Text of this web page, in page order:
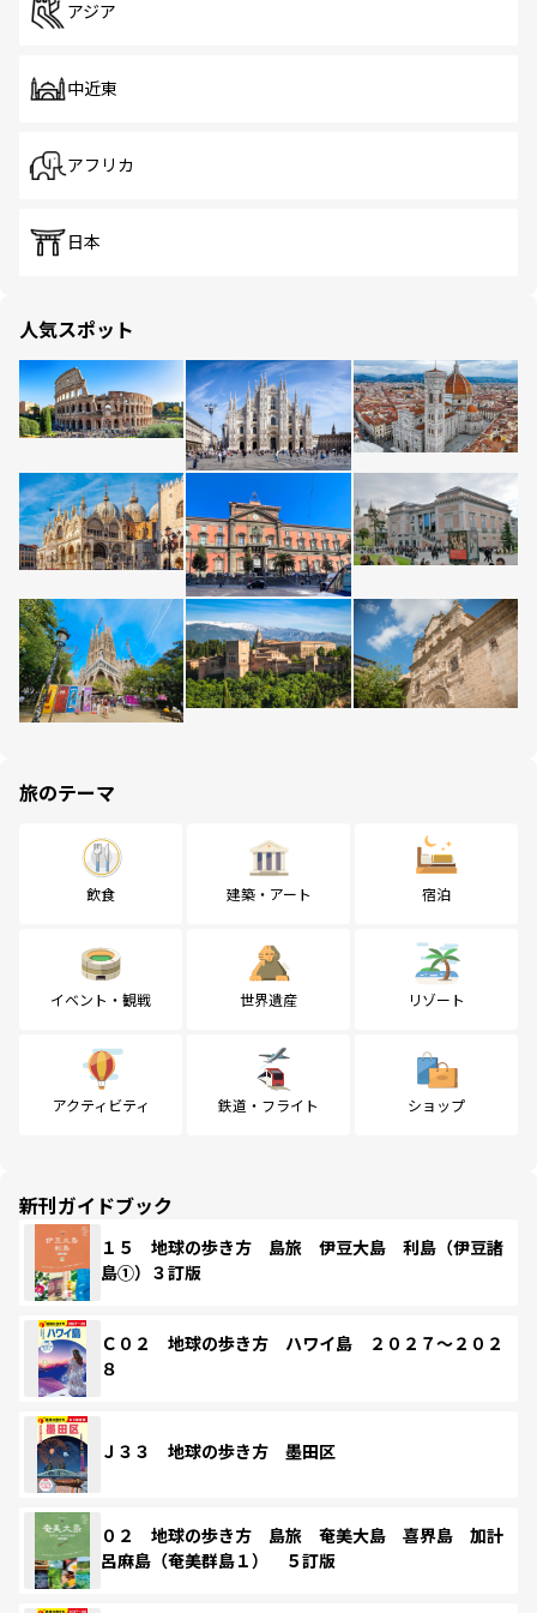
アジア
中近東
アフリカ
日本
人気スポット
旅のテーマ
飲食 建築・アート 宿泊
イベント・観戦 世界遺産 リゾート
アクティビティ 鉄道・フライト ショップ
新刊ガイドブック
１５ 地球の歩き方 島旅 伊豆大島 利島（伊豆諸
島①）３訂版
Ｃ０２ 地球の歩き方 ハワイ島 ２０２７～２０２
８
Ｊ３３ 地球の歩き方 墨田区
０２ 地球の歩き方 島旅 奄美大島 喜界島 加計
呂麻島（奄美群島１） ５訂版